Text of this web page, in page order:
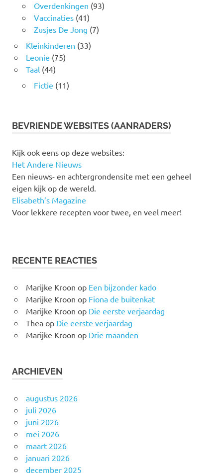
Overdenkingen (93)
Vaccinaties(41)
Zusjes De Jong (7)
Kleinkinderen (33)
Leonie (75)
Taal(44)
Fictie (11)
BEVRIENDE WEBSITES (AANRADERS)
Kijk ook eens op deze websites:
Het Andere Nieuws
Een nieuws- en achtergrondensite met een geheel
eigen kijk op de wereld.
Elisabeth’s Magazine
Voor lekkere recepten voor twee, en veel meer!
RECENTE REACTIES
Marijke Kroon op Een bijzonder kado
Marijke Kroon op Fiona de buitenkat
Marijke Kroon op Die eerste verjaardag
Theaop Die eerste verjaardag
Marijke Kroon op Drie maanden
ARCHIEVEN
augustus 2026
juli 2026
juni 2026
mei 2026
maart 2026
januari 2026
december 2025